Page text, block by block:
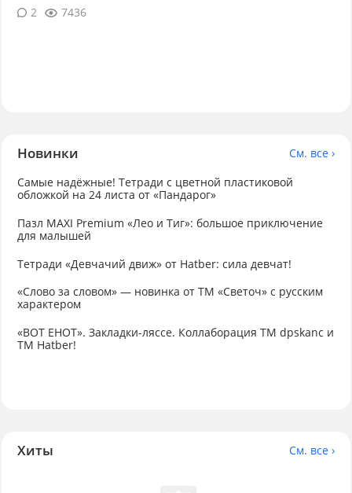
2
7436
Новинки
См. все ›
Самые надёжные! Тетради с цветной пластиковой
обложкой на 24 листа от «Пандарог»
Пазл MAXI Premium «Лео и Тиг»: большое приключение
для малышей
Тетради «Девчачий движ» от Hatber: сила девчат!
«Слово за словом» — новинка от ТМ «Светоч» с русским
характером
«ВОТ ЕНОТ». Закладки-ляссе. Коллаборация TM dpskanc и
ТМ Hatber!
Хиты См. все ›